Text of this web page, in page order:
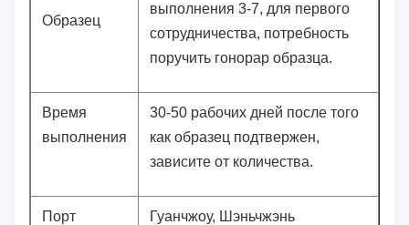
Образец
выполнения 3-7, для первого
сотрудничества, потребность
поручить гонорар образца.
Время
выполнения
30-50 рабочих дней после того
как образец подтвержен,
зависите от количества.
Порт Гуанчжоу, Шэньчжэнь